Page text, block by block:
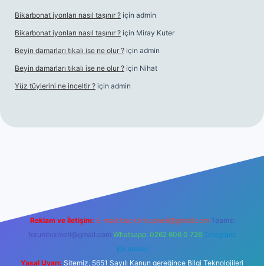
Bikarbonat iyonları nasıl taşınır ? için admin
Bikarbonat iyonları nasıl taşınır ? için Miray Kuter
Beyin damarları tıkalı ise ne olur ? için admin
Beyin damarları tıkalı ise ne olur ? için Nihat
Yüz tüylerini ne inceltir ? için admin
Reklam ve İletişim: E-mail: backlinkpaneli@gmail.com Teams:
forumhizmeti@gmail.com Whatsapp: 0262 606 0 726 Telegram:
@karabul
Yasal Uyarı: Sitemiz, 5651 Sayılı Kanun gereğince Bilgi Teknolojileri